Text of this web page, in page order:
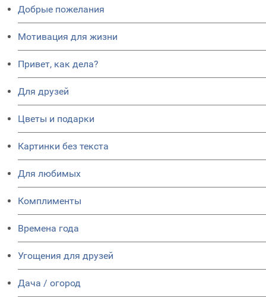
Добрые пожелания
Мотивация для жизни
Привет, как дела?
Для друзей
Цветы и подарки
Картинки без текста
Для любимых
Комплименты
Времена года
Угощения для друзей
Дача / огород